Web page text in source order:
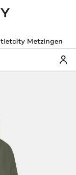
Metzingen